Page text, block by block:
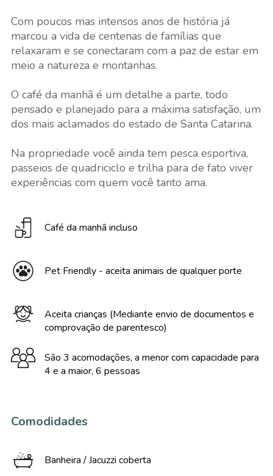
Com poucos mas intensos anos de história já
marcou a vida de centenas de famílias que
relaxaram e se conectaram com a paz de estar em
meio a natureza e montanhas.
O café da manhã é um detalhe a parte, todo
pensado e planejado para a máxima satisfação, um
dos mais aclamados do estado de Santa Catarina.
Na propriedade você ainda tem pesca esportiva,
passeios de quadriciclo e trilha para de fato viver
experiências com quem você tanto ama.
Café da manhã incluso
Pet Friendly - aceita animais de qualquer porte
Aceita crianças (Mediante envio de documentos e
comprovação de parentesco)
São 3 acomodações, a menor com capacidade para
4 e a maior, 6 pessoas
Comodidades
Banheira / Jacuzzi coberta